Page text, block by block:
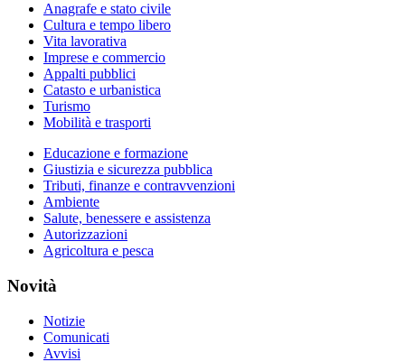
Anagrafe e stato civile
Cultura e tempo libero
Vita lavorativa
Imprese e commercio
Appalti pubblici
Catasto e urbanistica
Turismo
Mobilità e trasporti
Educazione e formazione
Giustizia e sicurezza pubblica
Tributi, finanze e contravvenzioni
Ambiente
Salute, benessere e assistenza
Autorizzazioni
Agricoltura e pesca
Novità
Notizie
Comunicati
Avvisi